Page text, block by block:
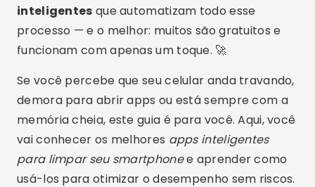
inteligentes que automatizam todo esse
processo — e o melhor: muitos são gratuitos e
funcionam com apenas um toque. 🚀
Se você percebe que seu celular anda travando,
demora para abrir apps ou está sempre com a
memória cheia, este guia é para você. Aqui, você
vai conhecer os melhores apps inteligentes
para limpar seu smartphonee aprender como
usá-los para otimizar o desempenho sem riscos.